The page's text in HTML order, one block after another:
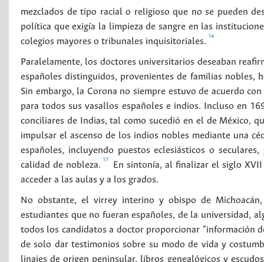
mezclados de tipo racial o religioso que no se pueden
política que exigía la limpieza de sangre en las
colegios mayores o tribunales inquisitoriales.
14
Paralelamente, los doctores universitarios deseaban
españoles distinguidos, provenientes de familias nobles,
Sin embargo, la Corona no siempre estuvo de acuerdo
para todos sus vasallos españoles e indios. Incluso en
conciliares de Indias, tal como sucedió en el de México,
impulsar el ascenso de los indios nobles mediante una
españoles, incluyendo puestos eclesiásticos o
calidad de nobleza.
17
En sintonía, al finalizar el siglo
acceder a las aulas y a los grados.
No obstante, el virrey interino y obispo de
estudiantes que no fueran españoles, de la universidad,
todos los candidatos a doctor proporcionar "información
de solo dar testimonios sobre su modo de vida y
linajes de origen peninsular, libros genealógicos y